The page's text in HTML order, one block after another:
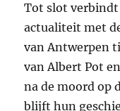
Tot slot
actualiteit met
van Antwerpen
van Albert Pot
na de moord op
blijft hun